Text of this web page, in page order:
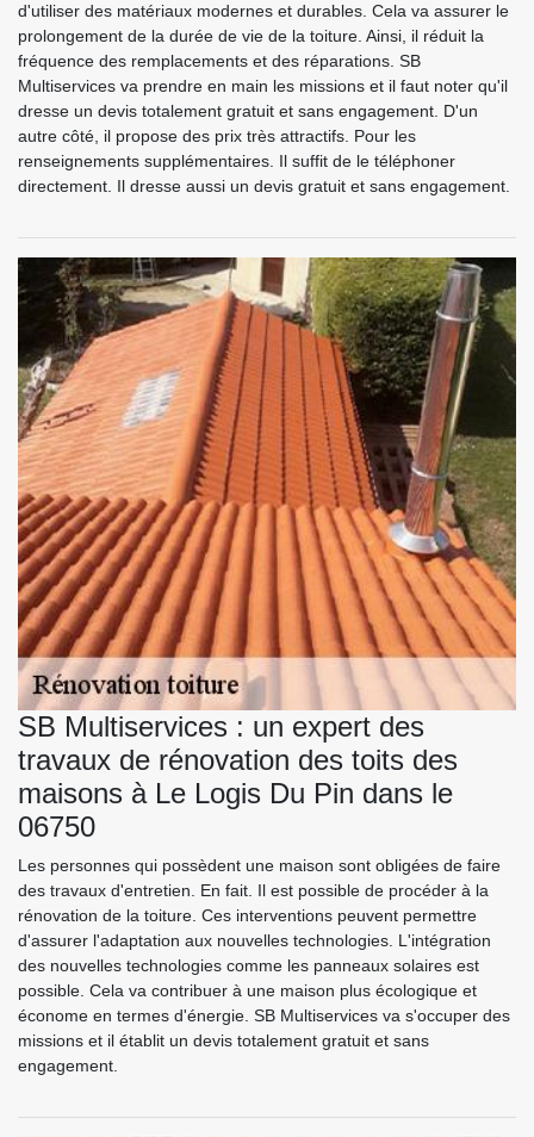
d'utiliser des matériaux modernes et durables. Cela va assurer le
prolongement de la durée de vie de la toiture. Ainsi, il réduit la
fréquence des remplacements et des réparations. SB
Multiservices va prendre en main les missions et il faut noter qu'il
dresse un devis totalement gratuit et sans engagement. D'un
autre côté, il propose des prix très attractifs. Pour les
renseignements supplémentaires. Il suffit de le téléphoner
directement. Il dresse aussi un devis gratuit et sans engagement.
SB Multiservices : un expert des
travaux de rénovation des toits des
maisons à Le Logis Du Pin dans le
06750
Les personnes qui possèdent une maison sont obligées de faire
des travaux d'entretien. En fait. Il est possible de procéder à la
rénovation de la toiture. Ces interventions peuvent permettre
d'assurer l'adaptation aux nouvelles technologies. L'intégration
des nouvelles technologies comme les panneaux solaires est
possible. Cela va contribuer à une maison plus écologique et
économe en termes d'énergie. SB Multiservices va s'occuper des
missions et il établit un devis totalement gratuit et sans
engagement.